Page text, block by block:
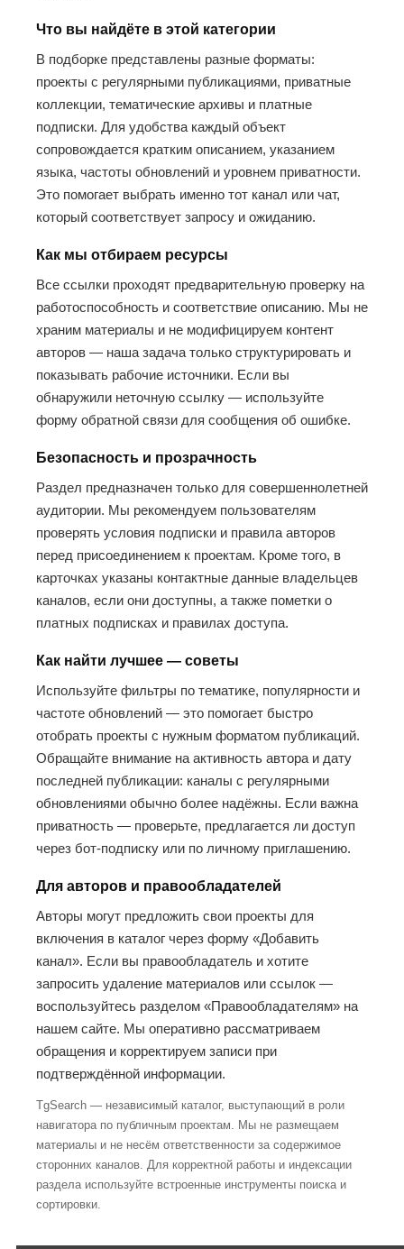
Что вы найдёте в этой категории
В подборке представлены разные форматы:
проекты с регулярными публикациями, приватные
коллекции, тематические архивы и платные
подписки. Для удобства каждый объект
сопровождается кратким описанием, указанием
языка, частоты обновлений и уровнем приватности.
Это помогает выбрать именно тот канал или чат,
который соответствует запросу и ожиданию.
Как мы отбираем ресурсы
Все ссылки проходят предварительную проверку на
работоспособность и соответствие описанию. Мы не
храним материалы и не модифицируем контент
авторов — наша задача только структурировать и
показывать рабочие источники. Если вы
обнаружили неточную ссылку — используйте
форму обратной связи для сообщения об ошибке.
Безопасность и прозрачность
Раздел предназначен только для совершеннолетней
аудитории. Мы рекомендуем пользователям
проверять условия подписки и правила авторов
перед присоединением к проектам. Кроме того, в
карточках указаны контактные данные владельцев
каналов, если они доступны, а также пометки о
платных подписках и правилах доступа.
Как найти лучшее — советы
Используйте фильтры по тематике, популярности и
частоте обновлений — это помогает быстро
отобрать проекты с нужным форматом публикаций.
Обращайте внимание на активность автора и дату
последней публикации: каналы с регулярными
обновлениями обычно более надёжны. Если важна
приватность — проверьте, предлагается ли доступ
через бот-подписку или по личному приглашению.
Для авторов и правообладателей
Авторы могут предложить свои проекты для
включения в каталог через форму «Добавить
канал». Если вы правообладатель и хотите
запросить удаление материалов или ссылок —
воспользуйтесь разделом «Правообладателям» на
нашем сайте. Мы оперативно рассматриваем
обращения и корректируем записи при
подтверждённой информации.
TgSearch — независимый каталог, выступающий в роли
навигатора по публичным проектам. Мы не размещаем
материалы и не несём ответственности за содержимое
сторонних каналов. Для корректной работы и индексации
раздела используйте встроенные инструменты поиска и
сортировки.